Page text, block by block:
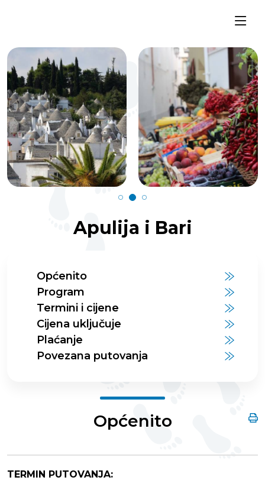
Apulija i Bari
Općenito
Program
Termini i cijene
Cijena uključuje
Plaćanje
Povezana putovanja
Općenito
TERMIN PUTOVANJA: